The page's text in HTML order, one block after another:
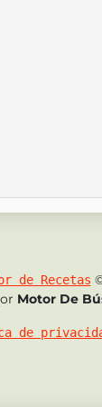
de Recetas
Motor De
de